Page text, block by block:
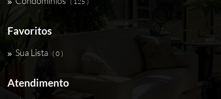
Favoritos
Sua Lista ( 0 )
Atendimento